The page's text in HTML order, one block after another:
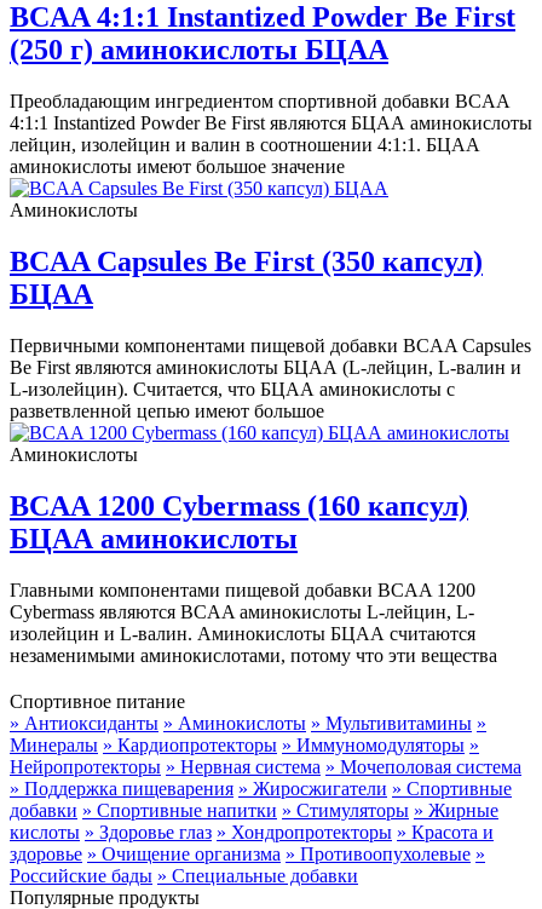
BCAA 4:1:1 Instantized Powder Be First
(250 г) аминокислоты БЦАА
Преобладающим ингредиентом спортивной добавки BCAA
4:1:1 Instantized Powder Be First являются БЦАА аминокислоты
лейцин, изолейцин и валин в соотношении 4:1:1. БЦАА
аминокислоты имеют большое значение
Аминокислоты
BCAA Capsules Be First (350 капсул)
БЦАА
Первичными компонентами пищевой добавки BCAA Capsules
Be First являются аминокислоты БЦАА (L-лейцин, L-валин и
L-изолейцин). Считается, что БЦАА аминокислоты с
разветвленной цепью имеют большое
Аминокислоты
BCAA 1200 Cybermass (160 капсул)
БЦАА аминокислоты
Главными компонентами пищевой добавки BCAA 1200
Cybermass являются BCAA аминокислоты L-лейцин, L-
изолейцин и L-валин. Аминокислоты БЦАА считаются
незаменимыми аминокислотами, потому что эти вещества
Спортивное питание
» Антиоксиданты » Аминокислоты » Мультивитамины »
Минералы » Кардиопротекторы » Иммуномодуляторы »
Нейропротекторы » Нервная система » Мочеполовая система
» Поддержка пищеварения » Жиросжигатели » Спортивные
добавки » Спортивные напитки » Стимуляторы » Жирные
кислоты » Здоровье глаз » Хондропротекторы » Красота и
здоровье » Очищение организма » Противоопухолевые »
Российские бады » Специальные добавки
Популярные продукты